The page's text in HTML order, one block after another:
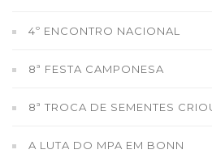
4º ENCONTRO NACIONAL
8ª FESTA CAMPONESA
8ª TROCA DE SEMENTES
A LUTA DO MPA EM BONN